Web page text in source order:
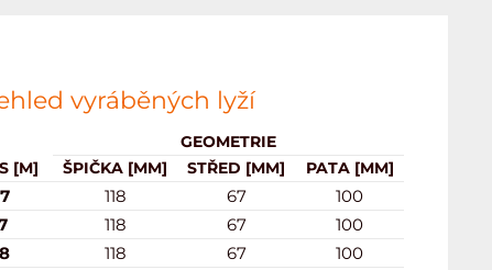
vyráběných lyží
[M]
GEOMETRIE
ŠPIČKA [MM]
STŘED [MM] PATA [MM]
118 67
100
118 67
100
118 67
100